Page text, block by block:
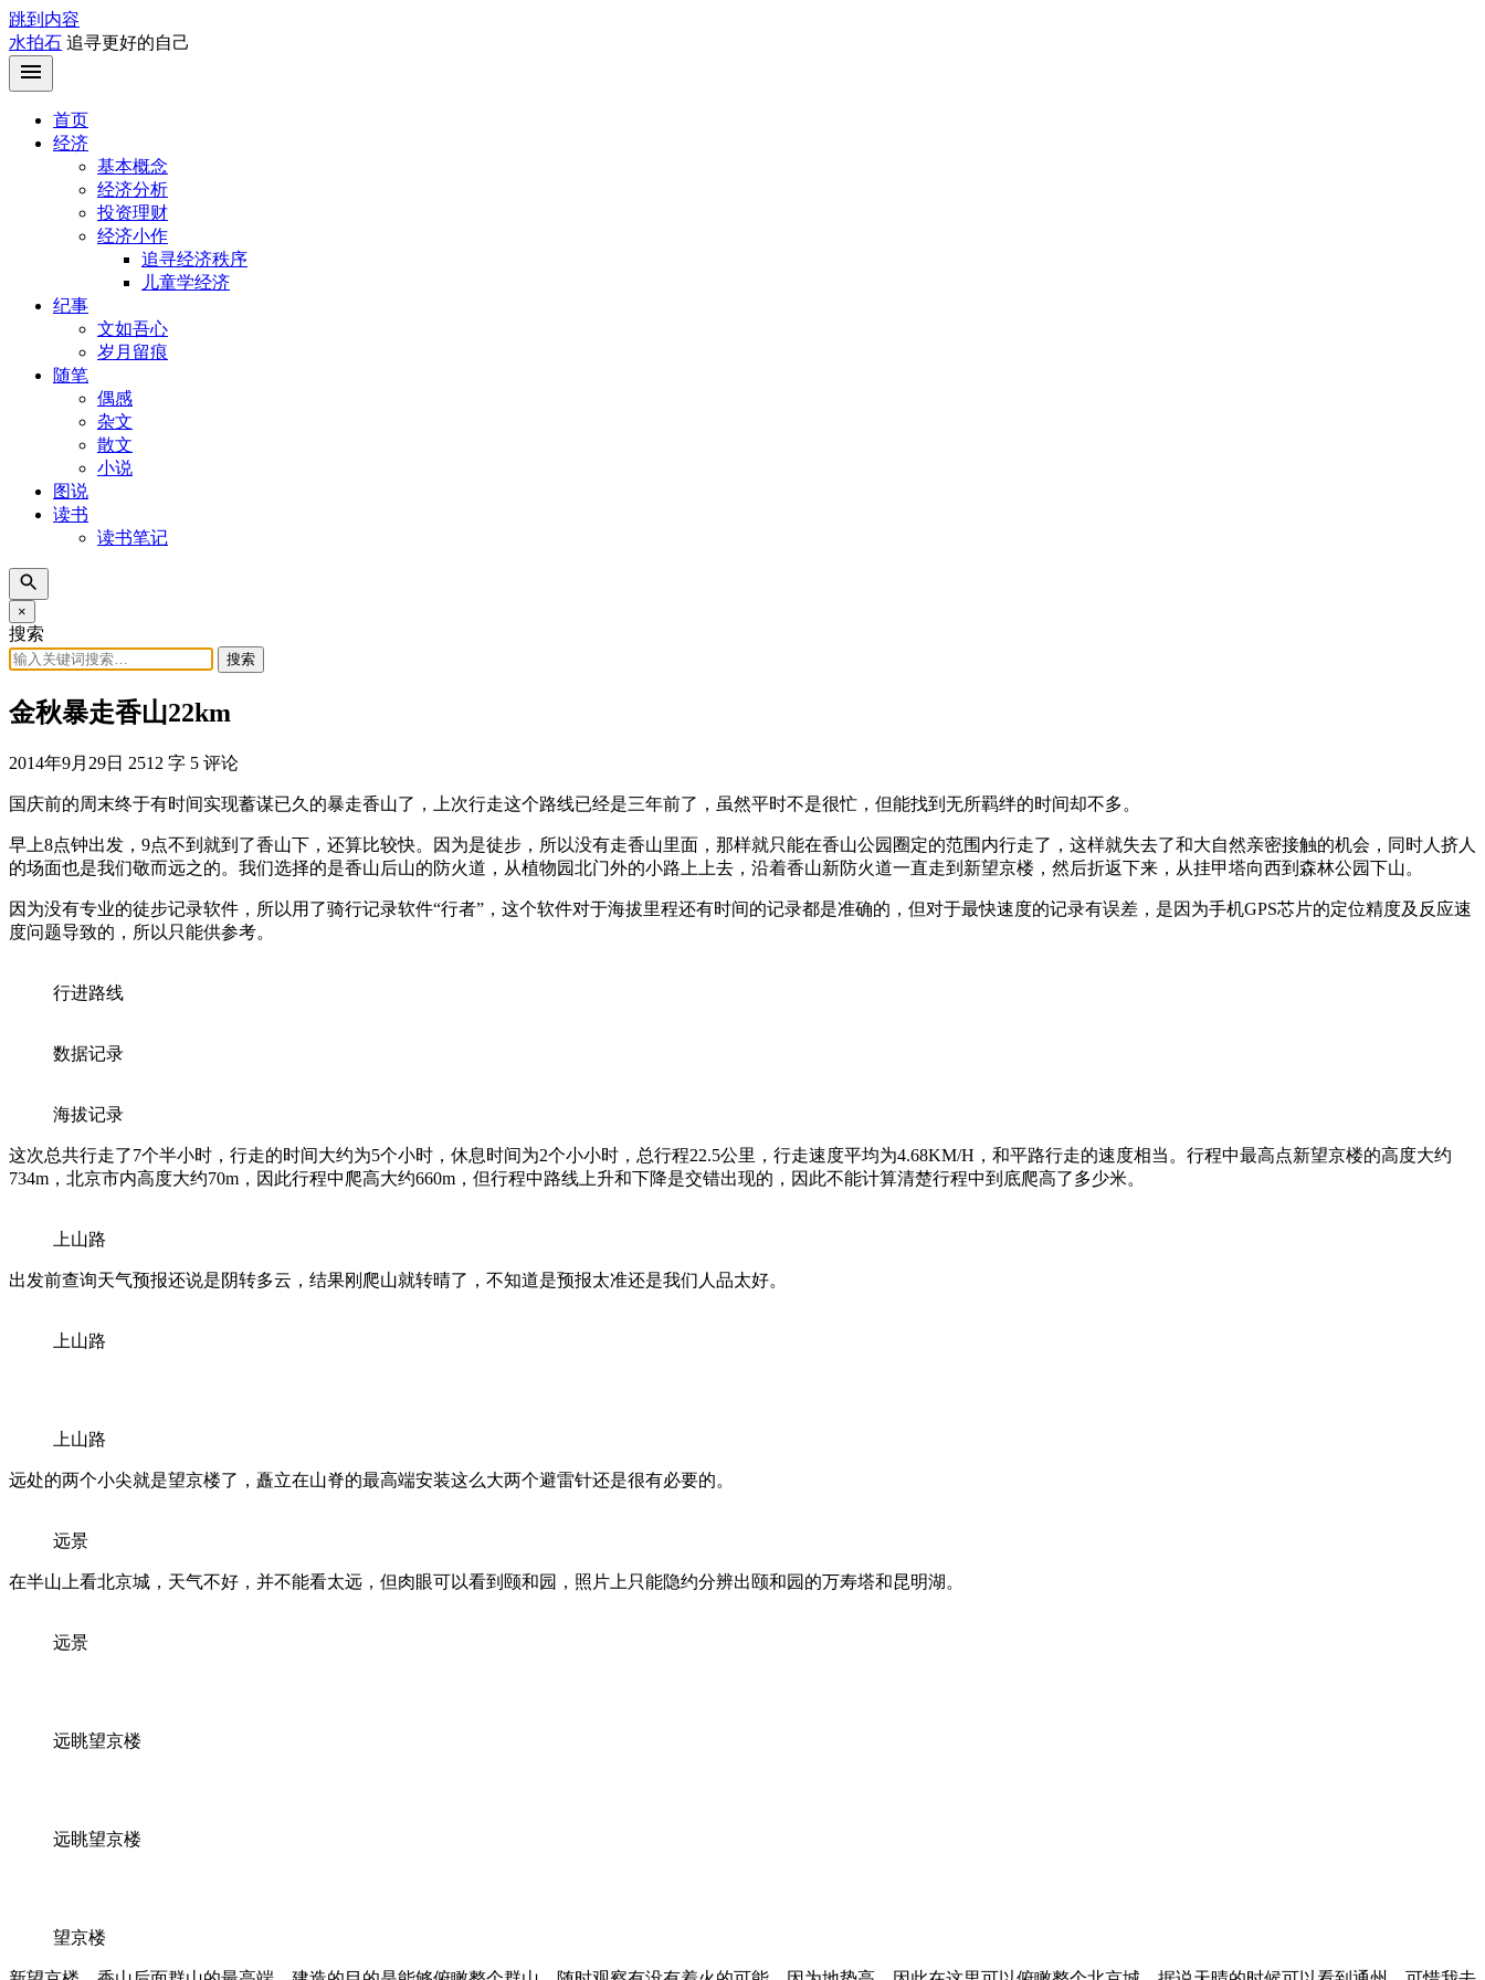
跳到内容
水拍石 追寻更好的自己
首页
经济
基本概念
经济分析
投资理财
经济小作
追寻经济秩序
儿童学经济
纪事
文如吾心
岁月留痕
随笔
偶感
杂文
散文
小说
图说
读书
读书笔记
×
搜索
搜索
金秋暴走香山22km
2014年9月29日 2512 字 5 评论
国庆前的周末终于有时间实现蓄谋已久的暴走香山了，上次行走这个路线已经是三年前了，虽然平时不是很忙，但能找到无所羁绊的时间却不多。
早上8点钟出发，9点不到就到了香山下，还算比较快。因为是徒步，所以没有走香山里面，那样就只能在香山公园圈定的范围内行走了，这样就失去了和大自然亲密接触的机会，同时人挤人
的场面也是我们敬而远之的。我们选择的是香山后山的防火道，从植物园北门外的小路上上去，沿着香山新防火道一直走到新望京楼，然后折返下来，从挂甲塔向西到森林公园下山。
因为没有专业的徒步记录软件，所以用了骑行记录软件“行者”，这个软件对于海拔里程还有时间的记录都是准确的，但对于最快速度的记录有误差，是因为手机GPS芯片的定位精度及反应速
度问题导致的，所以只能供参考。
行进路线
数据记录
海拔记录
这次总共行走了7个半小时，行走的时间大约为5个小时，休息时间为2个小小时，总行程22.5公里，行走速度平均为4.68KM/H，和平路行走的速度相当。行程中最高点新望京楼的高度大约
734m，北京市内高度大约70m，因此行程中爬高大约660m，但行程中路线上升和下降是交错出现的，因此不能计算清楚行程中到底爬高了多少米。
上山路
出发前查询天气预报还说是阴转多云，结果刚爬山就转晴了，不知道是预报太准还是我们人品太好。
上山路
上山路
远处的两个小尖就是望京楼了，矗立在山脊的最高端安装这么大两个避雷针还是很有必要的。
远景
在半山上看北京城，天气不好，并不能看太远，但肉眼可以看到颐和园，照片上只能隐约分辨出颐和园的万寿塔和昆明湖。
远景
远眺望京楼
远眺望京楼
望京楼